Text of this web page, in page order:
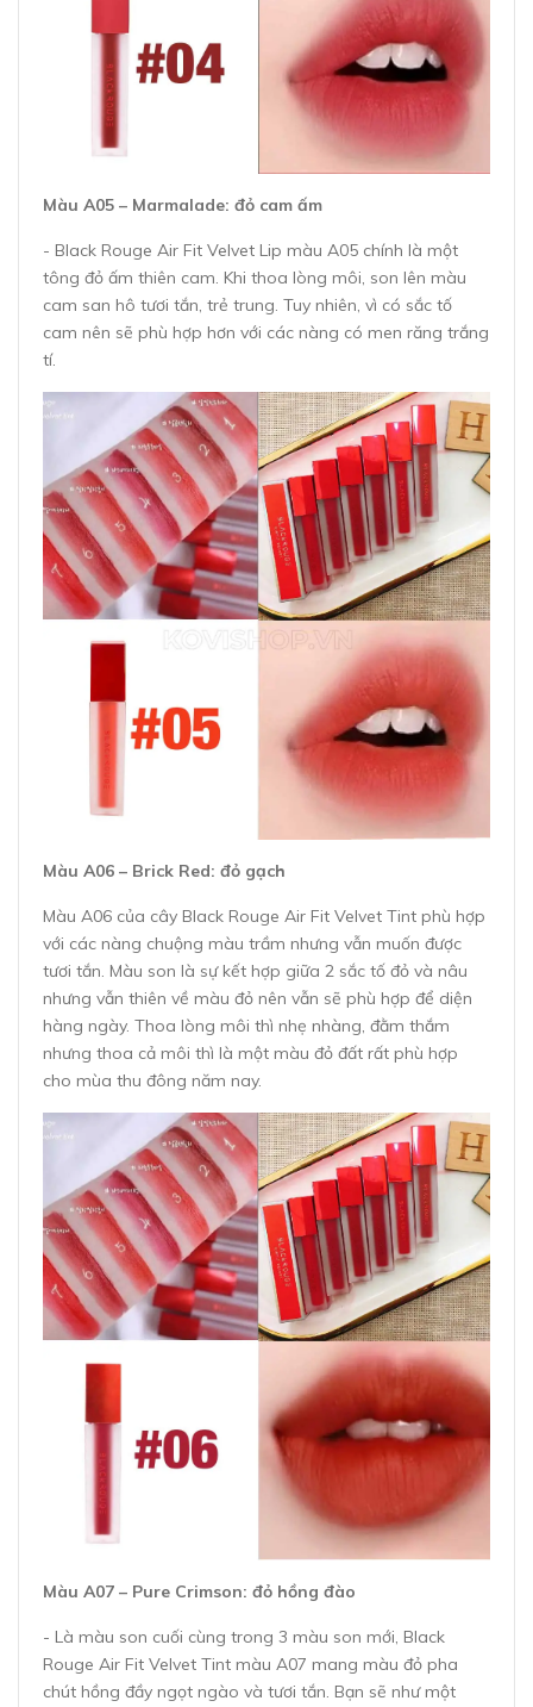
Màu A05 – Marmalade: đỏ cam ấm
- Black Rouge Air Fit Velvet Lip màu A05 chính là một
tông đỏ ấm thiên cam. Khi thoa lòng môi, son lên màu
cam san hô tươi tắn, trẻ trung. Tuy nhiên, vì có sắc tố
cam nên sẽ phù hợp hơn với các nàng có men răng trắng
tí.
Màu A06 – Brick Red: đỏ gạch
Màu A06 của cây Black Rouge Air Fit Velvet Tint phù hợp
với các nàng chuộng màu trầm nhưng vẫn muốn được
tươi tắn. Màu son là sự kết hợp giữa 2 sắc tố đỏ và nâu
nhưng vẫn thiên về màu đỏ nên vẫn sẽ phù hợp để diện
hàng ngày. Thoa lòng môi thì nhẹ nhàng, đằm thắm
nhưng thoa cả môi thì là một màu đỏ đất rất phù hợp
cho mùa thu đông năm nay.
Màu A07 – Pure Crimson: đỏ hồng đào
- Là màu son cuối cùng trong 3 màu son mới, Black
Rouge Air Fit Velvet Tint màu A07 mang màu đỏ pha
chút hồng đầy ngọt ngào và tươi tắn. Bạn sẽ như một